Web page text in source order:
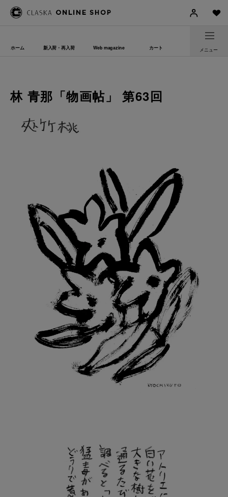
ホーム 新入荷・再入荷 Web magazine カート メニュー
林 青那「物画帖」 第63回